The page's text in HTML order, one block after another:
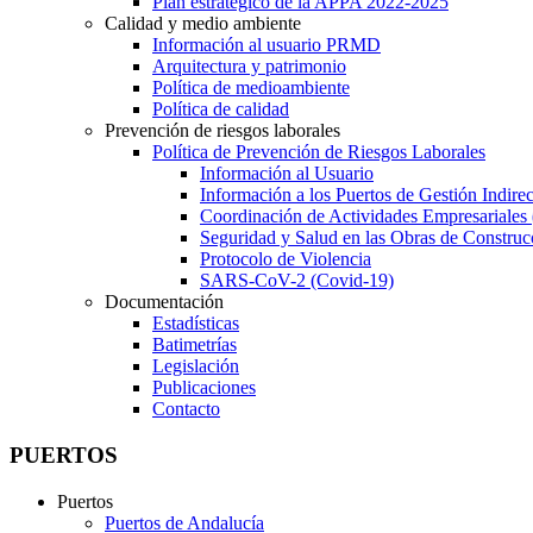
Calidad y medio ambiente
Información al usuario PRMD
Arquitectura y patrimonio
Política de medioambiente
Política de calidad
Prevención de riesgos laborales
Política de Prevención de Riesgos Laborales
Información al Usuario
Información a los Puertos de Gestión
Coordinación de Actividades
Seguridad y Salud en las Obras de
Protocolo de Violencia
SARS-CoV-2 (Covid-19)
Documentación
Estadísticas
Batimetrías
Legislación
Publicaciones
Contacto
PUERTOS
Puertos
Puertos de Andalucía